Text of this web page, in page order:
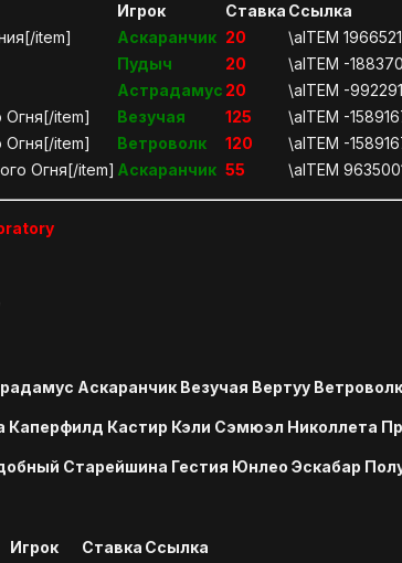
Игрок Ставка Ссылка
item]
Аскаранчик 20
\aITEM
Пудыч 20
\aITEM -
Астрадамус 20
\aITEM -
Огня[/item]
Везучая 125
\aITEM -
Огня[/item]
Ветроволк 120
\aITEM -
Огня[/item] Аскаранчик 55 \aITEM
Аскаранчик Везучая Вертуу
Каперфилд Кастир Кэли Сэмюэл Николлета
Старейшина Гестия Юнлео Эскабар
Игрок Ставка Ссылка